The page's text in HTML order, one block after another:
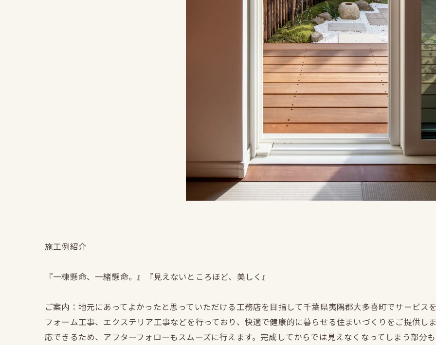
施工例紹介
『一棟懸命、一緒懸命。』『見えないところほど、美しく』
ご案内：地元にあってよかったと思っていただける工務店を目指して千葉県夷隅郡大多喜町でサービス
フォーム工事、エクステリア工事などを行っており、快適で健康的に暮らせる住まいづくりをご提供し
応できるため、アフターフォローもスムーズに行えます。完成してからでは見えなくなってしまう部分